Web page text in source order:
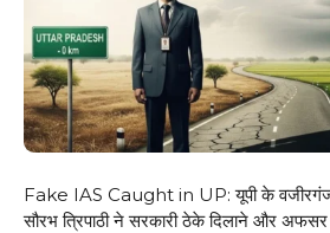
Fake IAS Caught in UP: यूपी के
सौरभ त्रिपाठी ने सरकारी ठेके दिलाने और